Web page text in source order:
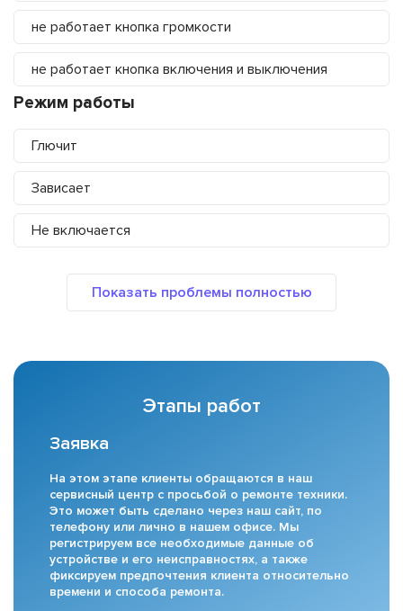
не работает кнопка громкости
не работает кнопка включения и выключения
Режим работы
Глючит
Зависает
Не включается
Этапы работ
Заявка
На этом этапе клиенты обращаются в наш
сервисный центр с просьбой о ремонте техники.
Это может быть сделано через наш сайт, по
телефону или лично в нашем офисе. Мы
регистрируем все необходимые данные об
устройстве и его неисправностях, а также
фиксируем предпочтения клиента относительно
времени и способа ремонта.